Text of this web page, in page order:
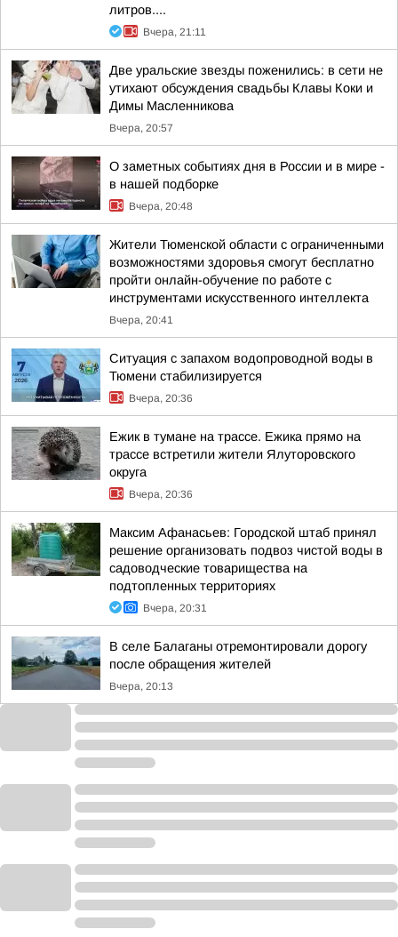
литров....
Вчера, 21:11
Две уральские звезды поженились: в сети не
утихают обсуждения свадьбы Клавы Коки и
Димы Масленникова
Вчера, 20:57
О заметных событиях дня в России и в мире -
в нашей подборке
Вчера, 20:48
Жители Тюменской области с ограниченными
возможностями здоровья смогут бесплатно
пройти онлайн-обучение по работе с
инструментами искусственного интеллекта
Вчера, 20:41
Ситуация с запахом водопроводной воды в
Тюмени стабилизируется
Вчера, 20:36
Ежик в тумане на трассе. Ежика прямо на
трассе встретили жители Ялуторовского
округа
Вчера, 20:36
Максим Афанасьев: Городской штаб принял
решение организовать подвоз чистой воды в
садоводческие товарищества на
подтопленных территориях
Вчера, 20:31
В селе Балаганы отремонтировали дорогу
после обращения жителей
Вчера, 20:13